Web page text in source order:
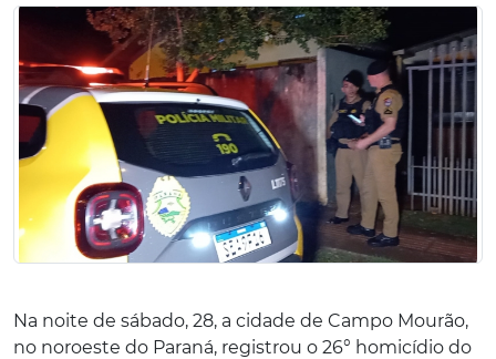
Na noite de sábado, 28, a cidade de Campo Mourão,
no noroeste do Paraná, registrou o 26° homicídio do